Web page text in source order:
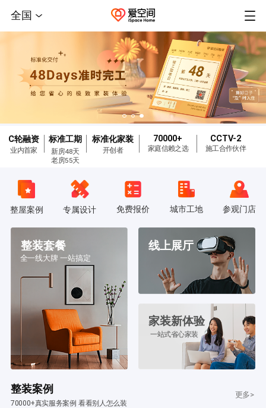
全国
C轮融资
业内首家
标准工期
新房48天
老房55天
标准化家装
开创者
70000+
家庭信赖之选
CCTV-2
施工合作伙伴
整屋案例 专属设计 免费报价 城市工地 参观门店
整装套餐
全一线大牌 一站搞定
线上展厅
家装新体验
一站式省心家装
整装案例
70000+真实服务案例 看看别人怎么装
更多>